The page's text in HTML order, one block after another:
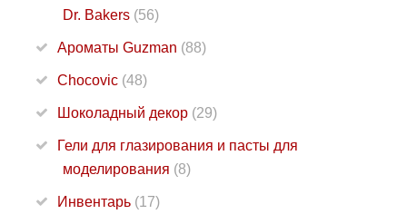
Dr. Bakers (56)
Ароматы Guzman (88)
Chocovic (48)
Шоколадный декор (29)
Гели для глазирования и пасты для
моделирования (8)
Инвентарь (17)